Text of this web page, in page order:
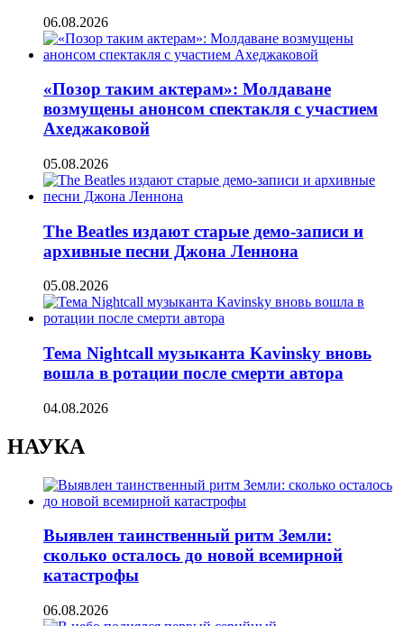
06.08.2026
«Позор таким актерам»: Молдаване
возмущены анонсом спектакля с участием
Ахеджаковой
05.08.2026
The Beatles издают старые демо-записи и
архивные песни Джона Леннона
05.08.2026
Тема Nightcall музыканта Kavinsky вновь
вошла в ротации после смерти автора
04.08.2026
НАУКА
Выявлен таинственный ритм Земли:
сколько осталось до новой всемирной
катастрофы
06.08.2026